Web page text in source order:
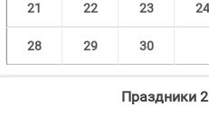
21 22 23 24
28 29 30
Праздники